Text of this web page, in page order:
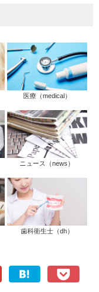
医療（medical）
ニュース（news）
歯科衛生士（dh）